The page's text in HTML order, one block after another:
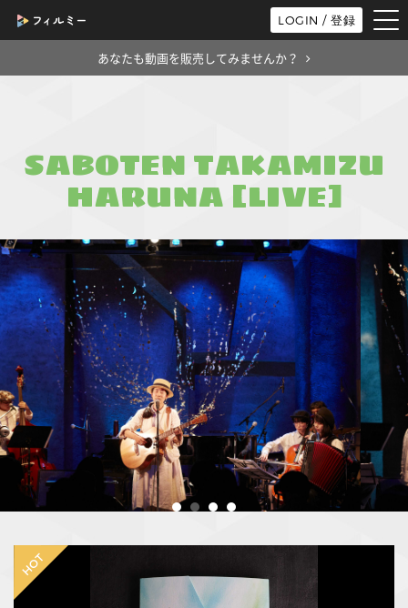
LOGIN / 登録
あなたも動画を販売してみませんか？
SABOTEN TAKAMIZU
HARUNA [LIVE]